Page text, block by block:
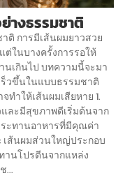
างธรรมชาติ
ติ การมีเส้นผมยาวสวย
ในบางครั้งการรอให้
นเกินไป บทความนี้จะมา
ร็วขึ้นในแบบธรรมชาติ
ำให้เส้นผมเสียหาย 1.
ละมีสุขภาพดีเริ่มต้นจาก
ะทานอาหารที่มีคุณค่า
ส้นผมส่วนใหญ่ประกอบ
านโปรตีนจากแหล่ง
...